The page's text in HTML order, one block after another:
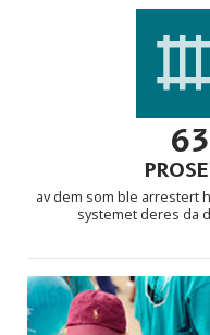
63
av dem som ble arrestert
systemet deres da